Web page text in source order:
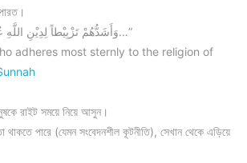
হাদিসে এসেছে: “… وَأَشَدُّهُمْ تَزْبِيْطاً لِدِيْنِ اللَّهِ عُمَرُ…”
adheres most sternly to the religion of
রাইট সময়ে নিয়ে আসুন।
থাকতে পারে (যেমন সংবেদনশীল কূটনীতি), সেখান থেকে এড়িয়ে